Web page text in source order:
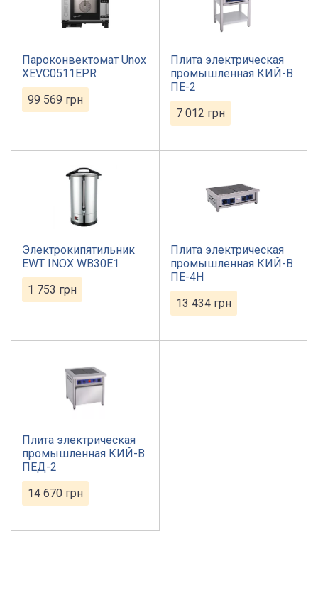
Пароконвектомат Unox
XEVC0511EPR
99 569 грн
Плита электрическая
промышленная КИЙ-В
ПЕ-2
7 012 грн
Электрокипятильник
EWT INOX WB30E1
1 753 грн
Плита электрическая
промышленная КИЙ-В
ПЕ-4Н
13 434 грн
Плита электрическая
промышленная КИЙ-В
ПЕД-2
14 670 грн